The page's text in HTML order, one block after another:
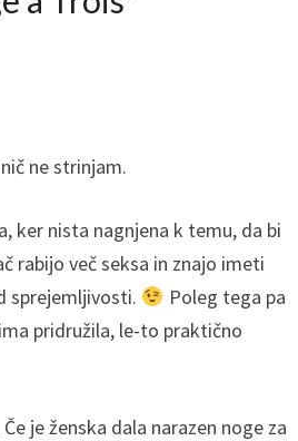
ne strinjam.
ker nista nagnjena k temu, da bi
rabijo več seksa in znajo imeti
sprejemljivosti.
Poleg tega pa
pridružila, le-to praktično
je ženska dala narazen noge za